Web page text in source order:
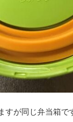
すが同じ弁当箱で